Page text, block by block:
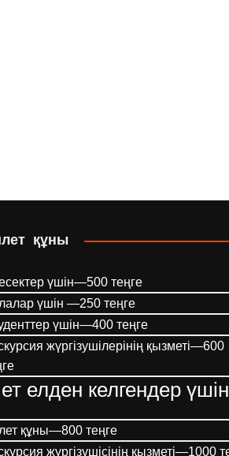
құны
үшін—500 теңге
үшін —250 теңге
үшін—400 теңге
жүргізушілерінің қызметі—600
елден келгендер үшін
құны—800 теңге
жүргізушісінің қызметі—1000